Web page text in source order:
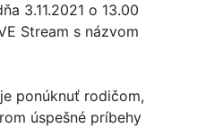
3.11.2021 o 13.00
Stream s názvom
ponúknuť rodičom,
úspešné príbehy